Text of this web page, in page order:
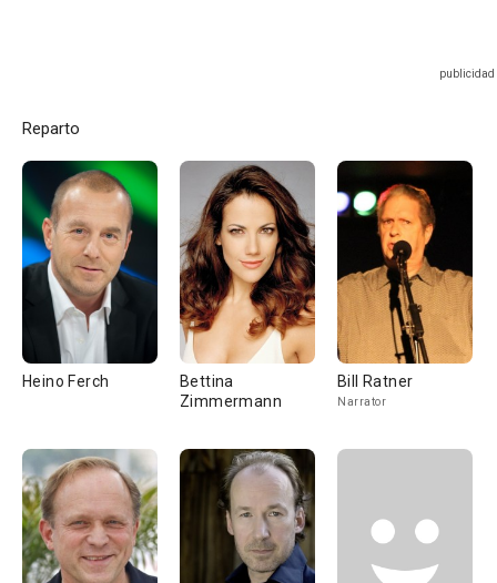
Reparto
Heino Ferch
Bettina
Zimmermann
Bill Ratner
Narrator